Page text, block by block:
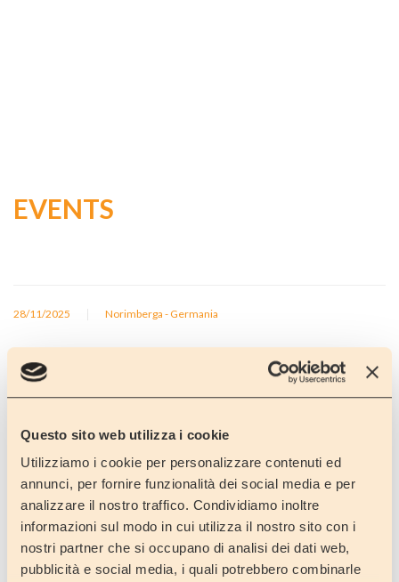
Questo sito web utilizza i cookie
Utilizziamo i cookie per personalizzare contenuti ed
annunci, per fornire funzionalità dei social media e per
analizzare il nostro traffico. Condividiamo inoltre
informazioni sul modo in cui utilizza il nostro sito con i
nostri partner che si occupano di analisi dei dati web,
pubblicità e social media, i quali potrebbero combinarle
EVENTS
28/11/2025 | Norimberga - Germania